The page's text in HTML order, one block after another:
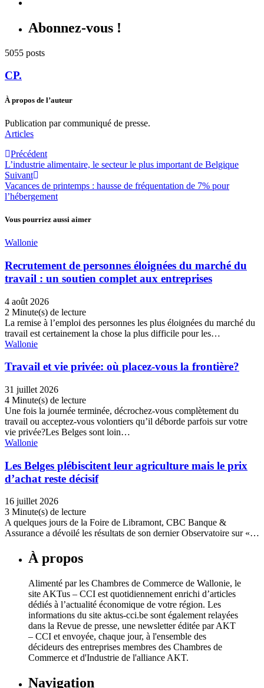
Abonnez-vous !
5055 posts
CP.
À propos de l’auteur
Publication par communiqué de presse.
Articles
Précédent
L’industrie alimentaire, le secteur le plus important de Belgique
Suivant
Vacances de printemps : hausse de fréquentation de 7% pour
l’hébergement
Vous pourriez aussi aimer
Wallonie
Recrutement de personnes éloignées du marché du
travail : un soutien complet aux entreprises
4 août 2026
2 Minute(s) de lecture
La remise à l’emploi des personnes les plus éloignées du marché du
travail est certainement la chose la plus difficile pour les…
Wallonie
Travail et vie privée: où placez-vous la frontière?
31 juillet 2026
4 Minute(s) de lecture
Une fois la journée terminée, décrochez-vous complètement du
travail ou acceptez-vous volontiers qu’il déborde parfois sur votre
vie privée?Les Belges sont loin…
Wallonie
Les Belges plébiscitent leur agriculture mais le prix
d’achat reste décisif
16 juillet 2026
3 Minute(s) de lecture
A quelques jours de la Foire de Libramont, CBC Banque &
Assurance a dévoilé les résultats de son dernier Observatoire sur «…
À propos
Alimenté par les Chambres de Commerce de Wallonie, le
site AKTus – CCI est quotidiennement enrichi d’articles
dédiés à l’actualité économique de votre région. Les
informations du site aktus-cci.be sont également relayées
dans la Revue de presse, une newsletter éditée par AKT
– CCI et envoyée, chaque jour, à l'ensemble des
décideurs des entreprises membres des Chambres de
Commerce et d'Industrie de l'alliance AKT.
Navigation